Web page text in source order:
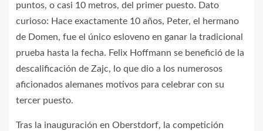
puntos, o casi 10 metros, del primer puesto. Dato
curioso: Hace exactamente 10 años, Peter, el hermano
de Domen, fue el único esloveno en ganar la tradicional
prueba hasta la fecha. Felix Hoffmann se benefició de la
descalificación de Zajc, lo que dio a los numerosos
aficionados alemanes motivos para celebrar con su
tercer puesto.
Tras la inauguración en Oberstdorf, la competición